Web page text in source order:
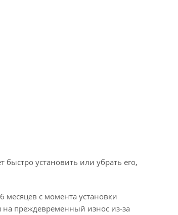
установить или убрать его,
месяцев с момента установки
на преждевременный износ из-за